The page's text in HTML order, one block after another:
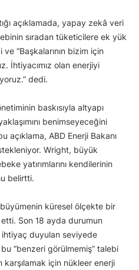
açıklamada, yapay zekâ veri
sıradan tüketicilere ek yük
“Başkalarının bizim için
İhtiyacımız olan enerjiyi
dedi.
baskısıyla altyapı
benimseyeceğini
açıklama, ABD Enerji Bakanı
Wright, büyük
yatırımlarını kendilerinin
belirtti.
küresel ölçekte bir
etti. Son 18 ayda durumun
duyulan seviyede
bu “benzeri görülmemiş” talebi
için nükleer enerji